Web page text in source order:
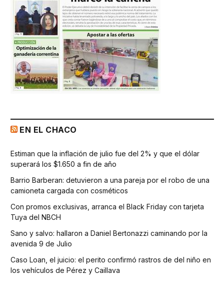
EN EL CHACO
Estiman que la inflación de julio fue del 2% y que el dólar
superará los $1.650 a fin de año
Barrio Barberan: detuvieron a una pareja por el robo de una
camioneta cargada con cosméticos
Con promos exclusivas, arranca el Black Friday con tarjeta
Tuya del NBCH
Sano y salvo: hallaron a Daniel Bertonazzi caminando por la
avenida 9 de Julio
Caso Loan, el juicio: el perito confirmó rastros de del niño en
los vehículos de Pérez y Caillava